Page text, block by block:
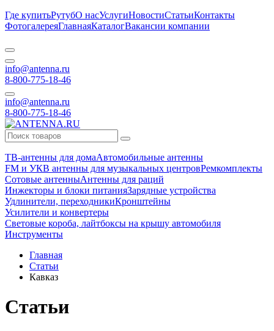
Где купитьРутубО насУслугиНовостиСтатьиКонтакты
ФотогалереяГлавнаяКаталогВакансии компании
info@antenna.ru
8-800-775-18-46
info@antenna.ru
8-800-775-18-46
ТВ-антенны для домаАвтомобильные антенны
FM и УКВ антенны для музыкальных центровРемкомплекты
Сотовые антенныАнтенны для раций
Инжекторы и блоки питанияЗарядные устройства
Удлинители, переходникиКронштейны
Усилители и конвертеры
Световые короба, лайтбоксы на крышу автомобиля
Инструменты
Главная
Статьи
Кавказ
Статьи